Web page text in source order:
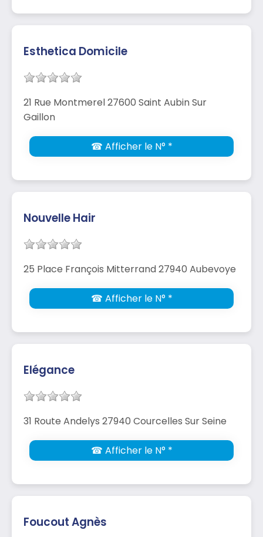
Esthetica Domicile
21 Rue Montmerel 27600 Saint Aubin Sur
Gaillon
☎ Afficher le N° *
Nouvelle Hair
25 Place François Mitterrand 27940 Aubevoye
☎ Afficher le N° *
Elégance
31 Route Andelys 27940 Courcelles Sur Seine
☎ Afficher le N° *
Foucout Agnès